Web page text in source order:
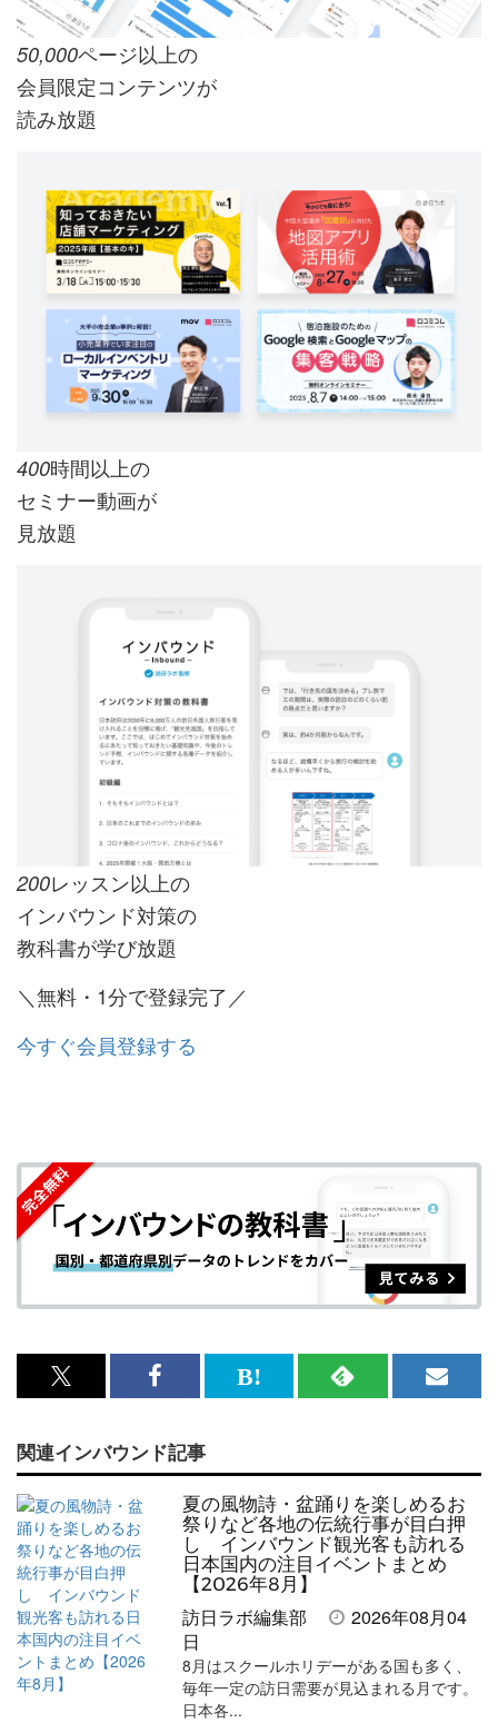
50,000ページ以上の
会員限定コンテンツが
読み放題
400時間以上の
セミナー動画が
見放題
200レッスン以上の
インバウンド対策の
教科書が学び放題
＼無料・1分で登録完了／
今すぐ会員登録する
x<br>
記
事
を
シ
ェ
ア
す
る
Facebook<br>
記
は
ブ
ッ
ク
マ
ー
ク
に
RSS
事
を
購
す
る
メ
ガ
登
録
る
関連インバウンド記事
夏の風物詩・盆踊りを楽しめるお
祭りなど各地の伝統行事が目白押
し インバウンド観光客も訪れる
日本国内の注目イベントまとめ
【2026年8月】
訪日ラボ編集部
2026年08月04
日
8月はスクールホリデーがある国も多く、
毎年一定の訪日需要が見込まれる月です。
日本各...